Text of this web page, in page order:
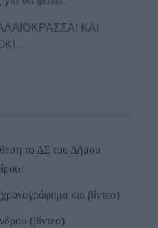
ΚΑΙ
το ΔΣ του Δήμου
και βίντεο)
(βίντεο)